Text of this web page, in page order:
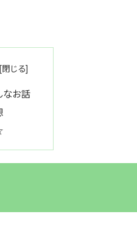
お話